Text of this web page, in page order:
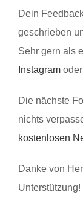
Dein
geschrieben
Sehr gern als
Instagram oder
Die nächste
nichts
kostenlosen
Danke von
Unterstützung!